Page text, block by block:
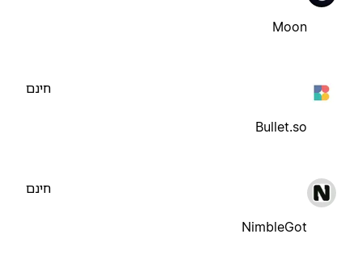
Moon
Bullet.so
חינם
NimbleGot
חינם